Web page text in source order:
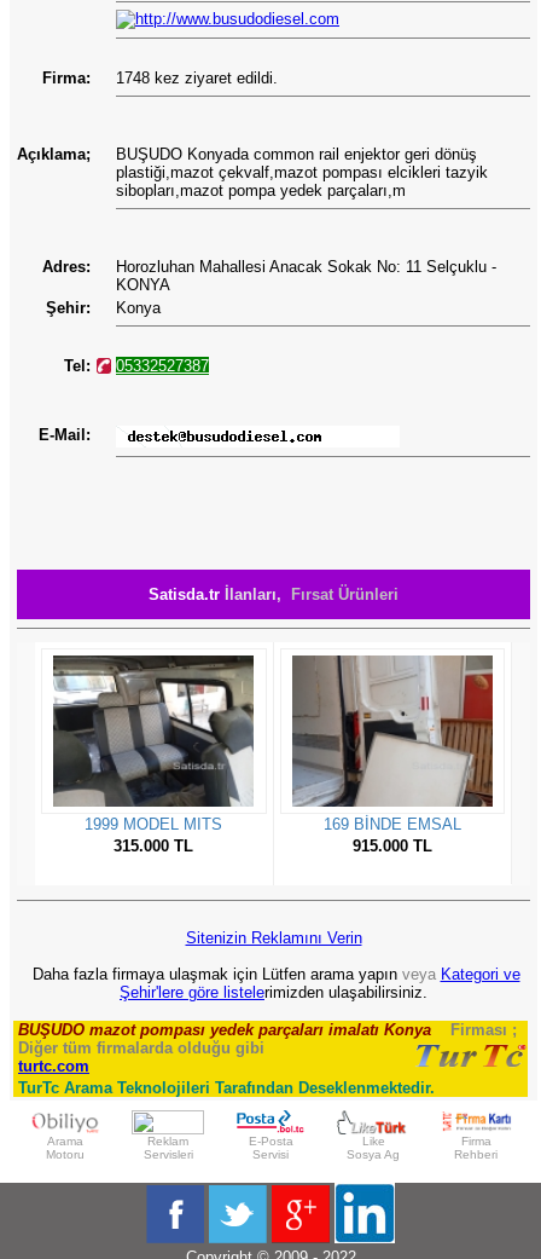
Firma: 1748 kez ziyaret edildi.
Açıklama;
BUŞUDO Konyada common rail enjektor geri dönüş
plastiği,mazot çekvalf,mazot pompası elcikleri tazyik
sibopları,mazot pompa yedek parçaları,m
Adres:
Horozluhan Mahallesi Anacak Sokak No: 11 Selçuklu -
KONYA
Şehir:
Konya
Tel: 05332527387
E-Mail:
Satisda.tr İlanları, Fırsat Ürünleri
Sitenizin Reklamını Verin
Daha fazla firmaya ulaşmak için Lütfen arama yapınveya Kategori ve
Şehir'lere göre listelerimizden ulaşabilirsiniz.
BUŞUDO mazot pompası yedek parçaları imalatı Konya Firması ;
Diğer tüm firmalarda olduğu gibi
turtc.com
TurTc Arama Teknolojileri Tarafından Deseklenmektedir.
Arama
Motoru
Reklam
Servisleri
E-Posta
Servisi
Like
Sosya Ag
Firma
Rehberi